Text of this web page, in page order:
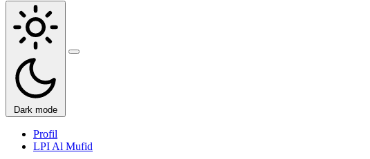
Dark mode
Buka
Profil
LPI Al Mufid